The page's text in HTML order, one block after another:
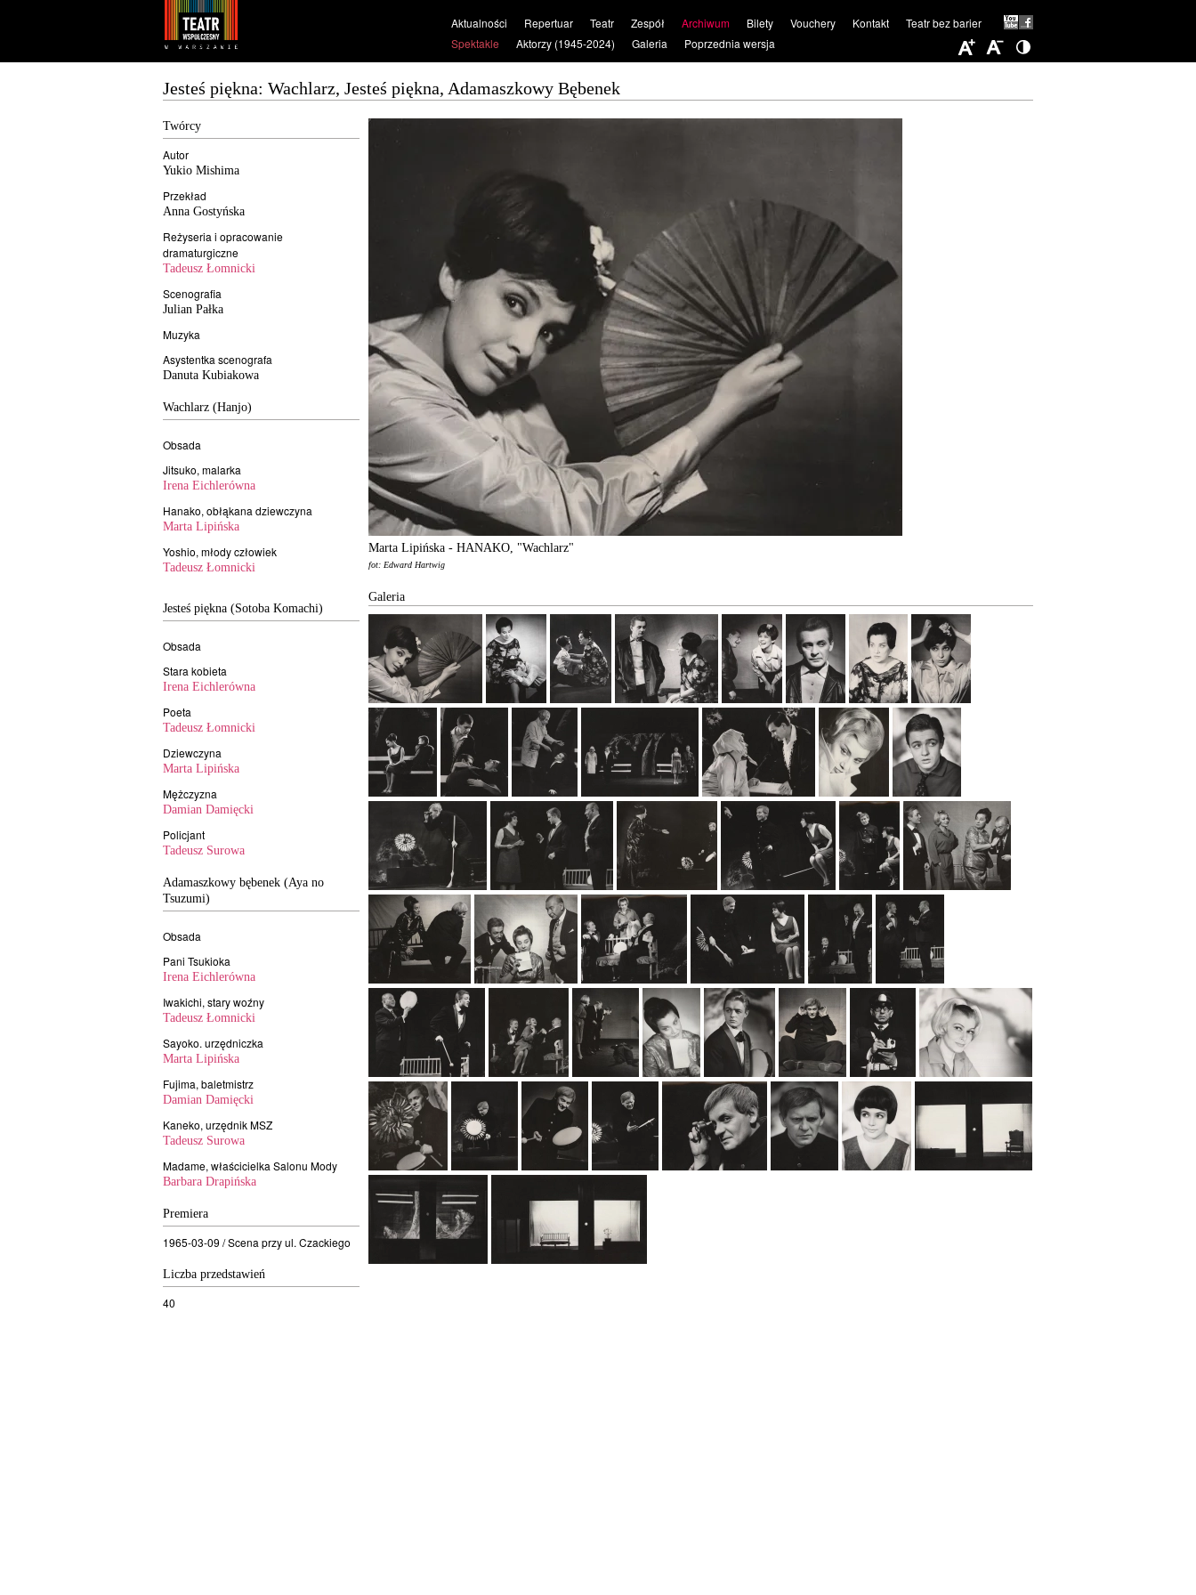
Aktualności Repertuar Teatr Zespół
Archiwum
Spektakle
Aktorzy (1945-2024) Galeria Poprzednia wersja
Bilety Vouchery Kontakt Teatr bez barier
Jesteś piękna: Wachlarz, Jesteś piękna, Adamaszkowy Bębenek
Twórcy
Autor
Yukio Mishima
Przekład
Anna Gostyńska
Reżyseria i opracowanie
dramaturgiczne
Tadeusz Łomnicki
Scenografia
Julian Pałka
Muzyka
Asystentka scenografa
Danuta Kubiakowa
Wachlarz (Hanjo)
Obsada
Jitsuko, malarka
Irena Eichlerówna
Hanako, obłąkana dziewczyna
Marta Lipińska
Yoshio, młody człowiek
Tadeusz Łomnicki
Jesteś piękna (Sotoba Komachi)
Obsada
Stara kobieta
Irena Eichlerówna
Poeta
Tadeusz Łomnicki
Dziewczyna
Marta Lipińska
Mężczyzna
Damian Damięcki
Policjant
Tadeusz Surowa
Adamaszkowy bębenek (Aya no
Tsuzumi)
Obsada
Pani Tsukioka
Irena Eichlerówna
Iwakichi, stary woźny
Tadeusz Łomnicki
Sayoko. urzędniczka
Marta Lipińska
Fujima, baletmistrz
Damian Damięcki
Kaneko, urzędnik MSZ
Tadeusz Surowa
Madame, właścicielka Salonu Mody
Barbara Drapińska
Premiera
1965-03-09 / Scena przy ul. Czackiego
Liczba przedstawień
40
Marta Lipińska - HANAKO, "Wachlarz"
fot: Edward Hartwig
Galeria